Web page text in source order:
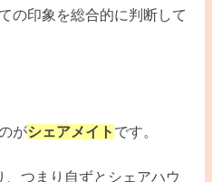
の印象を総合的に判断して
がシェアメイト です。
つまり自ずとシェアハウ